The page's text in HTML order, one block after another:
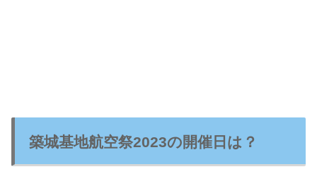
築城基地航空祭2023の開催日は？